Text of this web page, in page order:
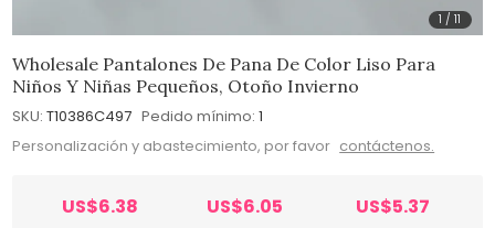
1 /11
Wholesale Pantalones De Pana De Color Liso Para
Niños Y Niñas Pequeños, Otoño Invierno
SKU: T10386C497 Pedido mínimo: 1
Personalización y abastecimiento, por favor contáctenos.
US$6.38 US$6.05 US$5.37